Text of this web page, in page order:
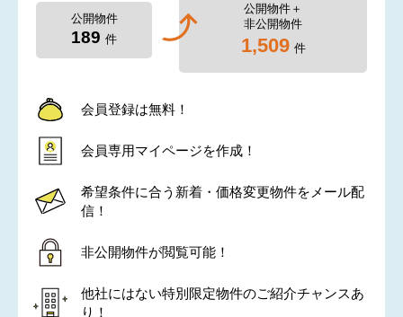
公開物件
189 件
公開物件＋
非公開物件
1,509 件
会員登録は無料！
会員専用マイページを作成！
希望条件に合う新着・価格変更物件をメール配
信！
非公開物件が閲覧可能！
他社にはない特別限定物件のご紹介チャンスあ
り！